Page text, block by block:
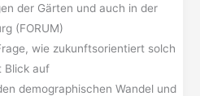
der Gärten und auch in der
(FORUM)
wie zukunftsorientiert solch
Blick auf
demographischen Wandel und